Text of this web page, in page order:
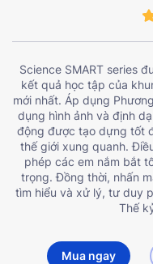
Science SMART series
kết quả học tập của
mới nhất. Áp dụng
dụng hình ảnh và định
động được tạo dựng tốt
thế giới xung quanh.
phép các em nắm bắt
trọng. Đồng thời, nhấn
tìm hiểu và xử lý, tư duy
Thế
Mua ngay